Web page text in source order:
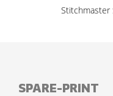
Stitchmaster
SPARE-PRINT